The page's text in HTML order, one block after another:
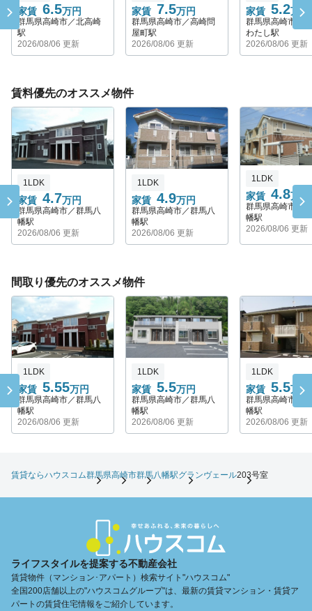
家賃 6.5万円
群馬県高崎市／北高崎
駅
2026/08/06 更新
家賃 7.5万円
群馬県高崎市／高崎問
屋町駅
2026/08/06 更新
家賃 5.2万円
群馬県高崎市／
わたし駅
2026/08/06 更新
賃料優先のオススメ物件
家賃 4.7万円
1LDK
群馬県高崎市／群馬八
幡駅
2026/08/06 更新
家賃 4.9万円
1LDK
群馬県高崎市／群馬八
幡駅
2026/08/06 更新
家賃 4.8万円
1LDK
群馬県高崎市／
幡駅
2026/08/06 更新
間取り優先のオススメ物件
家賃 5.55万円
1LDK
群馬県高崎市／群馬八
幡駅
2026/08/06 更新
家賃 5.5万円
1LDK
群馬県高崎市／群馬八
幡駅
2026/08/06 更新
家賃 5.5万円
1LDK
群馬県高崎市／
幡駅
2026/08/06 更新
賃貸ならハウスコム群馬県高崎市群馬八幡駅グランヴェール203号室
ライフスタイルを提案する不動産会社
賃貸物件（マンション･アパート）検索サイト"ハウスコム"
全国200店舗以上の"ハウスコムグループ"は、最新の賃貸マンション・賃貸ア
パートの賃貸住宅情報をご紹介しています。